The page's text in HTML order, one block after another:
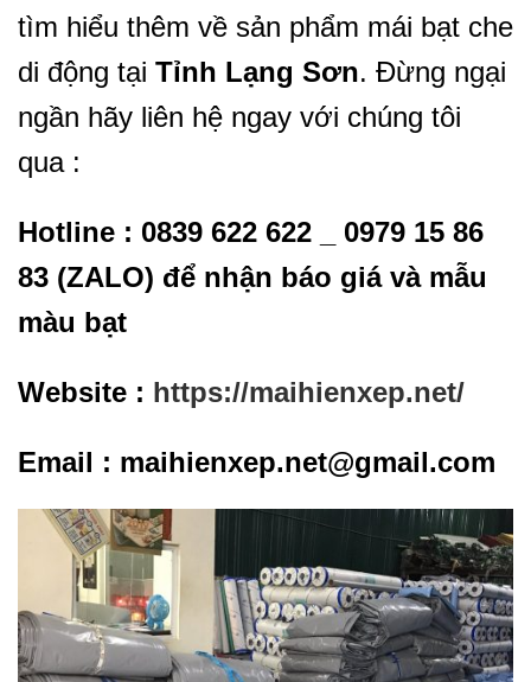
tìm hiểu thêm về sản phẩm mái bạt che
di động tại Tỉnh Lạng Sơn. Đừng ngại
ngần hãy liên hệ ngay với chúng tôi
qua :
Hotline : 0839 622 622 _ 0979 15 86
83 (ZALO) để nhận báo giá và mẫu
màu bạt
Website : https://maihienxep.net/
Email : maihienxep.net@gmail.com